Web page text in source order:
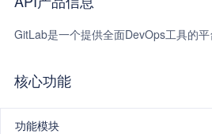
GitLab是一个提供全面DevOps工具的
核心功能
功能模块